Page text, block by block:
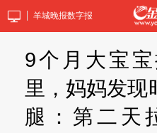
羊城晚报数字报
9个月大宝
里，妈妈发现
腿：第二天